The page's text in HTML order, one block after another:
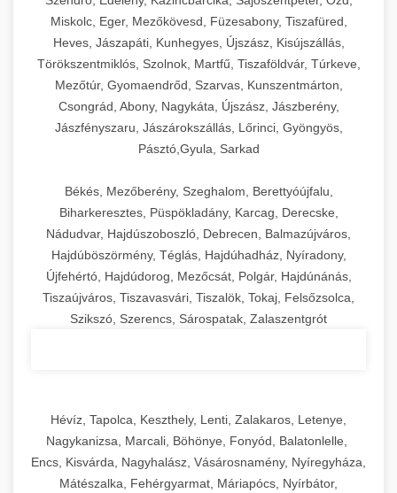
Miskolc, Eger, Mezőkövesd, Füzesabony, Tiszafüred,
Heves, Jászapáti, Kunhegyes, Újszász, Kisújszállás,
Törökszentmiklós, Szolnok, Martfű, Tiszaföldvár, Túrkeve,
Mezőtúr, Gyomaendrőd, Szarvas, Kunszentmárton,
Csongrád, Abony, Nagykáta, Újszász, Jászberény,
Jászfényszaru, Jászárokszállás, Lőrinci, Gyöngyös,
Pásztó,Gyula, Sarkad
Békés, Mezőberény, Szeghalom, Berettyóújfalu,
Biharkeresztes, Püspökladány, Karcag, Derecske,
Nádudvar, Hajdúszoboszló, Debrecen, Balmazújváros,
Hajdúböszörmény, Téglás, Hajdúhadház, Nyíradony,
Újfehértó, Hajdúdorog, Mezőcsát, Polgár, Hajdúnánás,
Tiszaújváros, Tiszavasvári, Tiszalök, Tokaj, Felsőzsolca,
Szikszó, Szerencs, Sárospatak, Zalaszentgrót
Hévíz, Tapolca, Keszthely, Lenti, Zalakaros, Letenye,
Nagykanizsa, Marcali, Böhönye, Fonyód, Balatonlelle,
Encs, Kisvárda, Nagyhalász, Vásárosnamény, Nyíregyháza,
Mátészalka, Fehérgyarmat, Máriapócs, Nyírbátor,